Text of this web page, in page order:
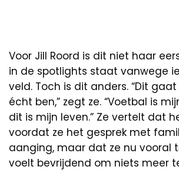
Voor Jill Roord is dit niet haar
in de spotlights staat vanwege
veld. Toch is dit anders. “Dit
écht ben,” zegt ze. “Voetbal is
dit is mijn leven.” Ze vertelt dat
voordat ze het gesprek met
aanging, maar dat ze nu vooral
voelt bevrijdend om niets meer